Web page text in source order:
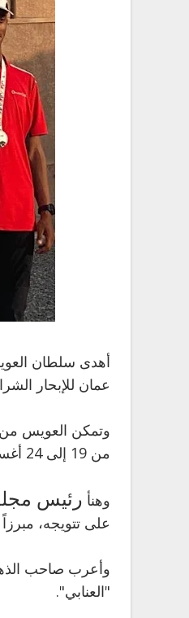
عمان للإبحار
وتمكن العويس من
من 19 إلى 24 أغسطس الجاري.
وهنأ رئيس
على تتويجه،
وأعرب صاحب
"العنابي".